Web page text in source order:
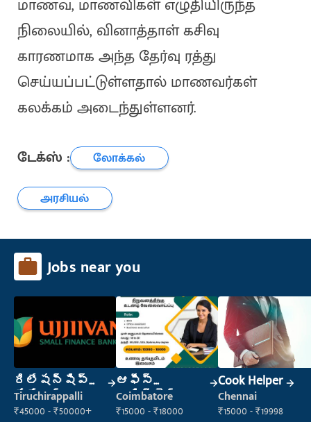
மாணவ, மாணவிகள் எழுதியிருந்த
நிலையில், வினாத்தாள் கசிவு
காரணமாக அந்த தேர்வு ரத்து
செய்யப்பட்டுள்ளதால் மாணவர்கள்
கலக்கம் அடைந்துள்ளனர்.
டேக்ஸ் :
லோக்கல்
அரசியல்
Jobs near you
రిలేషన్‌షిప్
మేనేజర్
Tiruchirappalli
₹45000 - ₹50000+
ఆఫీస్
అసిస్టెంట్
Coimbatore
₹15000 - ₹18000
Cook Helper
Chennai
₹15000 - ₹19998